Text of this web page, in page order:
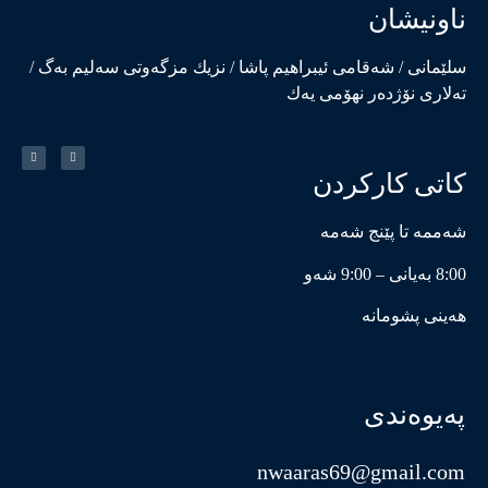
ناونیشان
سلێمانی / شەقامی ئیبراهیم پاشا / نزیك مزگەوتی سەلیم بەگ /
تەلاری نۆژدەر نهۆمی یەك
کاتی کارکردن
شەممە تا پێنج شەمە
8:00 بەیانی – 9:00 شەو
هەینی پشومانە
پەیوەندی
nwaaras69@gmail.com